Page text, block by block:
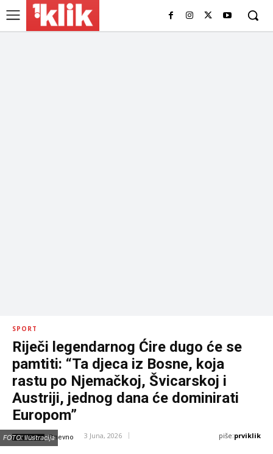
SPORT
Riječi legendarnog Ćire dugo će se
pamtiti: “Ta djeca iz Bosne, koja
rastu po Njemačkoj, Švicarskoj i
Austriji, jednog dana će dominirati
Europom”
IZVOR: Dnevno 3 Juna, 2026 piše:prviklik
FOTO: Ilustracija